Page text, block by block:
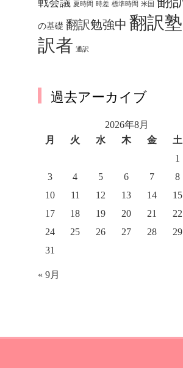
戦会議 夏時間 時差 標準時間 米国
の基礎 翻訳勉強中 翻訳塾
訳者 通訳
過去アーカイブ
2026年8月
月
火 水 木 金 土
1
3
4 5 6 7 8
10
11 12 13 14 15
17
18 19 20 21 22
24
25 26 27 28 29
31
« 9月